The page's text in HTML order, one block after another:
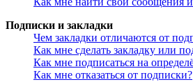
Подписки и закладки
Чем закладки отличаются от
Как мне сделать закладку или
Как мне подписаться на
Как мне отказаться от подписки?